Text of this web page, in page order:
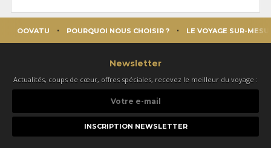
OOVATU POURQUOI NOUS CHOISIR ? LE VOYAGE SUR-
Newsletter
Actualités, coups de cœur, offres spéciales, recevez le meilleur du voyage :
e-